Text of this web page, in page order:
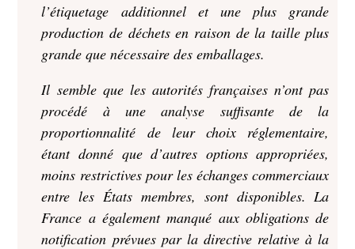
l’étiquetage additionnel et une plus grande
production de déchets en raison de la taille plus
grande que nécessaire des emballages.
Il semble que les autorités françaises n’ont pas
procédé à une analyse suffisante de la
proportionnalité de leur choix réglementaire,
étant donné que d’autres options appropriées,
moins restrictives pour les échanges commerciaux
entre les États membres, sont disponibles. La
France a également manqué aux obligations de
notification prévues par la directive relative à la